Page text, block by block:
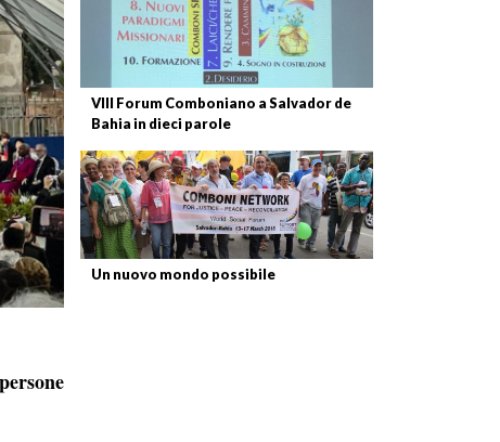
VIII Forum Comboniano a Salvador de
Bahia in dieci parole
Un nuovo mondo possibile